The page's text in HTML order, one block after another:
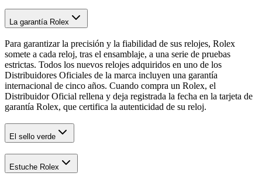
La garantía Rolex
Para garantizar la precisión y la fiabilidad de sus relojes, Rolex
somete a cada reloj, tras el ensamblaje, a una serie de pruebas
estrictas. Todos los nuevos relojes adquiridos en uno de los
Distribuidores Oficiales de la marca incluyen una garantía
internacional de cinco años. Cuando compra un Rolex, el
Distribuidor Oficial rellena y deja registrada la fecha en la tarjeta de
garantía Rolex, que certifica la autenticidad de su reloj.
El sello verde
Estuche Rolex